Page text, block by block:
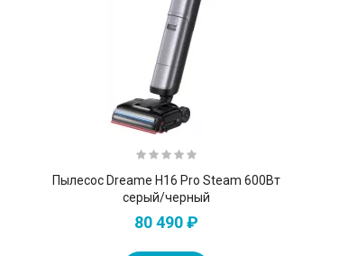
Пылесос Dreame H16 Pro Steam 600Вт
серый/черный
80 490 ₽